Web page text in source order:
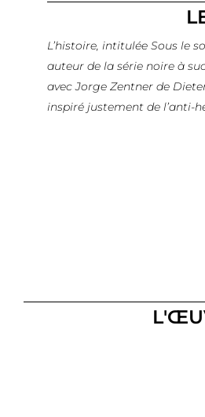
L’histoire, intitulée Sous le
auteur de la série noire à
avec Jorge Zentner de
inspiré justement de l’anti-